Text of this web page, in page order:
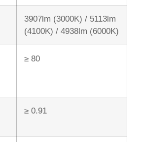
3907lm (3000K) / 5113lm
(4100K) / 4938lm (6000K)
≥ 80
≥ 0.91